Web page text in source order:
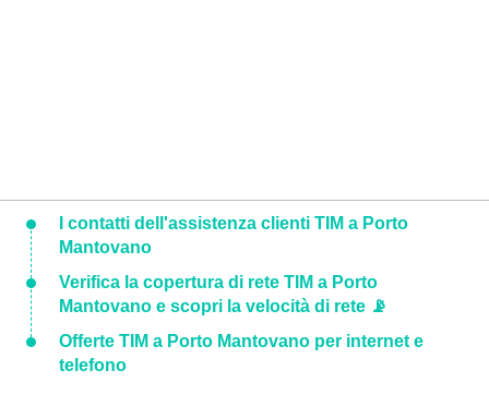
I contatti dell'assistenza clienti TIM a Porto
Mantovano
Verifica la copertura di rete TIM a Porto
Mantovano e scopri la velocità di rete 📡
Offerte TIM a Porto Mantovano per internet e
telefono